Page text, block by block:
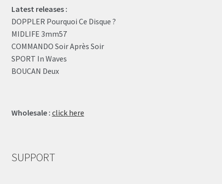
Latest releases :
DOPPLER Pourquoi Ce Disque ?
MIDLIFE 3mm57
COMMANDO Soir Après Soir
SPORT In Waves
BOUCAN Deux
Wholesale : click here
SUPPORT